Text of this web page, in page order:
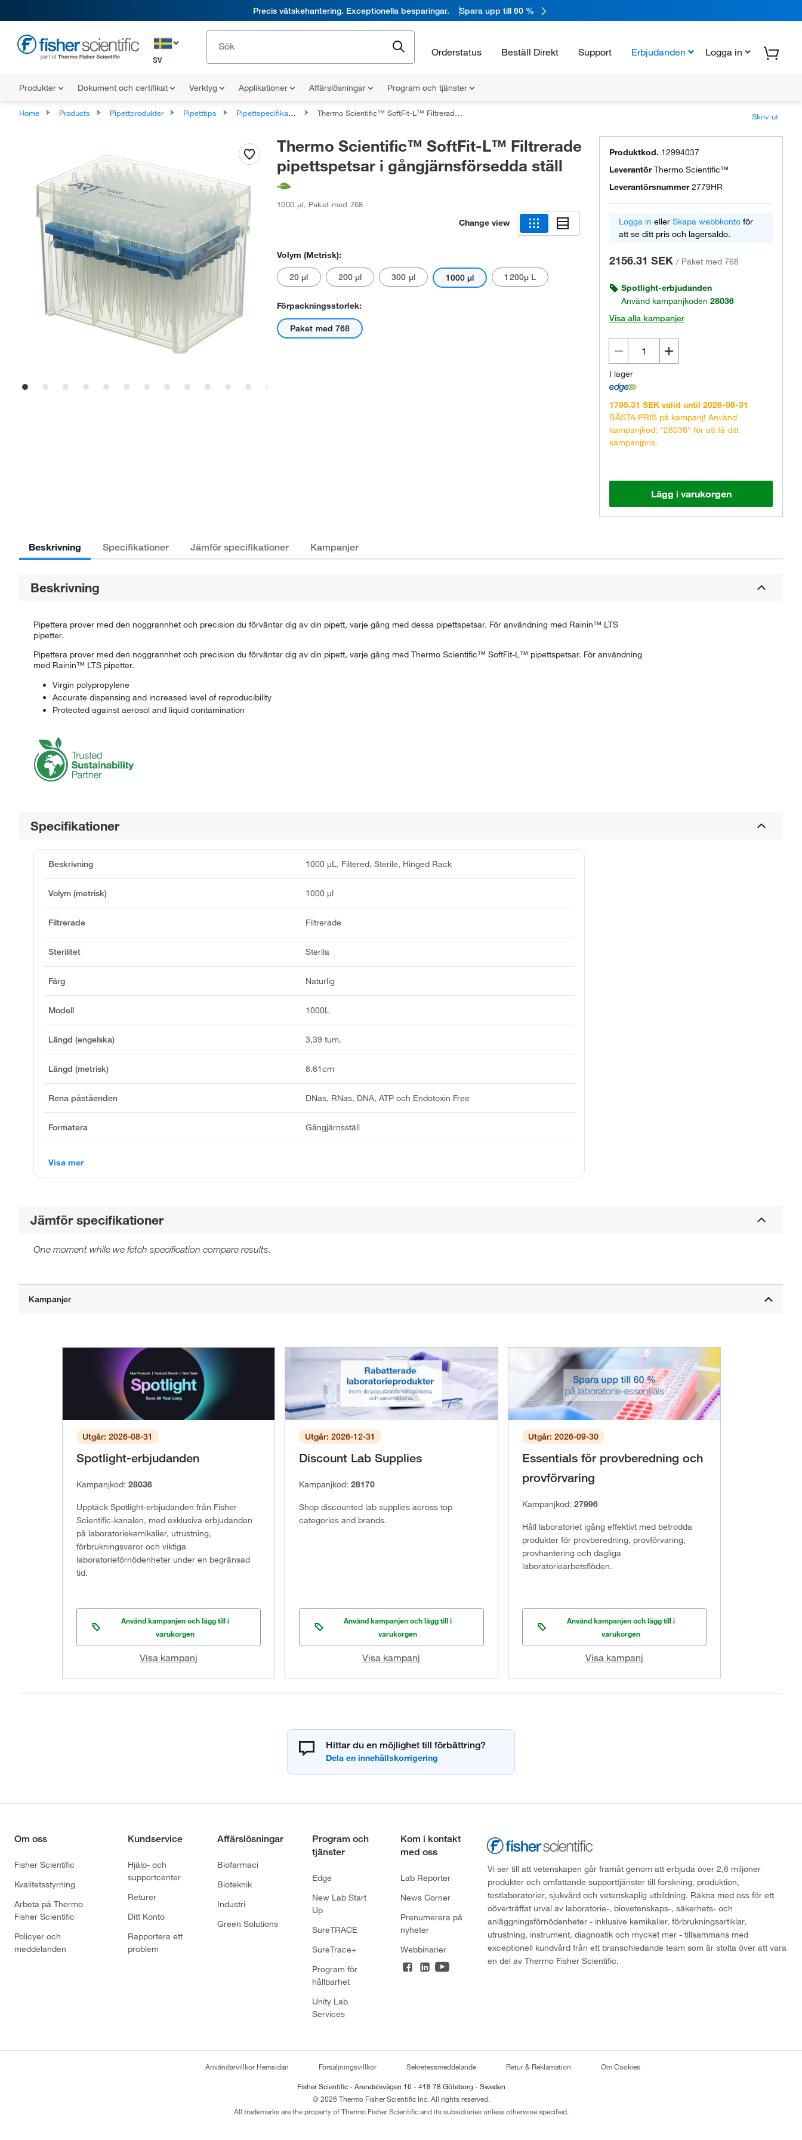
Precis vätskehantering. Exceptionella besparingar. Spara upp till 60 %
SV
Orderstatus Beställ Direkt Support Erbjudanden Logga in
Produkter Dokument och certifikat Verktyg Applikationer Affärslösningar Program och tjänster
Home Products Pipettprodukter Pipetttips Pipettspecifika tips Thermo Scientific™ SoftFit-L™ Filtrerade pipettspetsar i gångjärnsförsedda ställ Skriv ut
Thermo Scientific™ SoftFit-L™ Filtrerade
pipettspetsar i gångjärnsförsedda ställ
1000 μl, Paket med 768
Change view
Volym (metrisk):
20 μl 200 μl 300 μl 1000 μl 1200μ L
Förpackningsstorlek:
Paket med 768
Produktkod. 12994037
LeverantörThermo Scientific™
Leverantörsnummer 2779HR
Logga in eller Skapa webbkonto för
att se ditt pris och lagersaldo.
2156.31 SEK / Paket med 768
Spotlight-erbjudanden
Använd kampanjkoden 28036
Visa alla kampanjer
I lager
1795.31 SEK valid until 2026-08-31
BÄSTA PRIS på kampanj! Använd
kampanjkod: "28036" för att få ditt
kampanjpris.
Lägg i varukorgen
Beskrivning Specifikationer Jämför specifikationer Kampanjer
Beskrivning
Pipettera prover med den noggrannhet och precision du förväntar dig av din pipett, varje gång med dessa pipettspetsar. För användning med Rainin™ LTS
pipetter.
Pipettera prover med den noggrannhet och precision du förväntar dig av din pipett, varje gång med Thermo Scientific™ SoftFit-L™ pipettspetsar. För användning
med Rainin™ LTS pipetter.
Virgin polypropylene
Accurate dispensing and increased level of reproducibility
Protected against aerosol and liquid contamination
Specifikationer
Beskrivning 1000 μL, Filtered, Sterile, Hinged Rack
Volym (metrisk) 1000 μl
Filtrerade Filtrerade
Sterilitet Sterila
Färg Naturlig
Modell 1000L
Längd (engelska) 3,39 tum.
Längd (metrisk) 8.61cm
Rena påståenden DNas, RNas, DNA, ATP och Endotoxin Free
Formatera Gångjärnsställ
Visa mer
Jämför specifikationer
One moment while we fetch specification compare results.
Utgår: 2026-08-31
Spotlight-erbjudanden
Kampanjkod: 28036
Upptäck Spotlight-erbjudanden från Fisher
Scientific-kanalen, med exklusiva erbjudanden
på laboratoriekemikalier, utrustning,
förbrukningsvaror och viktiga
laboratorieförnödenheter under en begränsad
tid.
Använd kampanjen och lägg till i
varukorgen
Visa kampanj
Utgår: 2026-12-31
Discount Lab Supplies
Kampanjkod:28170
Shop discounted lab supplies across top
categories and brands.
Använd kampanjen och lägg till i
varukorgen
Visa kampanj
Utgår: 2026-09-30
Essentials för provberedning och
provförvaring
Kampanjkod: 27996
Håll laboratoriet igång effektivt med betrodda
produkter för provberedning, provförvaring,
provhantering och dagliga
laboratoriearbetsflöden.
Använd kampanjen och lägg till i
varukorgen
Visa kampanj
Hittar du en möjlighet till förbättring?
Om oss
Fisher Scientific
Kvalitetsstyrning
Arbeta på Thermo
Fisher Scientific
Policyer och
meddelanden
Kundservice
Hjälp- och
supportcenter
Returer
Ditt Konto
Rapportera ett
problem
Affärslösningar
Biofarmaci
Bioteknik
Industri
Green Solutions
Program och
tjänster
Edge
New Lab Start
Up
SureTRACE
SureTrace+
Program för
hållbarhet
Unity Lab
Services
Kom i kontakt
med oss
Lab Reporter
News Corner
Prenumerera på
nyheter
Webbinarier
Vi ser till att vetenskapen går framåt genom att erbjuda över 2,6 miljoner
produkter och omfattande supporttjänster till forskning, produktion,
testlaboratorier, sjukvård och vetenskaplig utbildning. Räkna med oss för ett
oöverträffat urval av laboratorie-, biovetenskaps-, säkerhets- och
anläggningsförnödenheter - inklusive kemikalier, förbrukningsartiklar,
utrustning, instrument, diagnostik och mycket mer - tillsammans med
exceptionell kundvård från ett branschledande team som är stolta över att vara
en del av Thermo Fisher Scientific.
Användarvillkor Hemsidan Försäljningsvillkor Sekretessmeddelande Retur & Reklamation Om Cookies
Fisher Scientific - Arendalsvägen 16 - 418 78 Göteborg - Sweden
© 2026 Thermo Fisher Scientific Inc. All rights reserved.
All trademarks are the property of Thermo Fisher Scientific and its subsidiaries unless otherwise specified.